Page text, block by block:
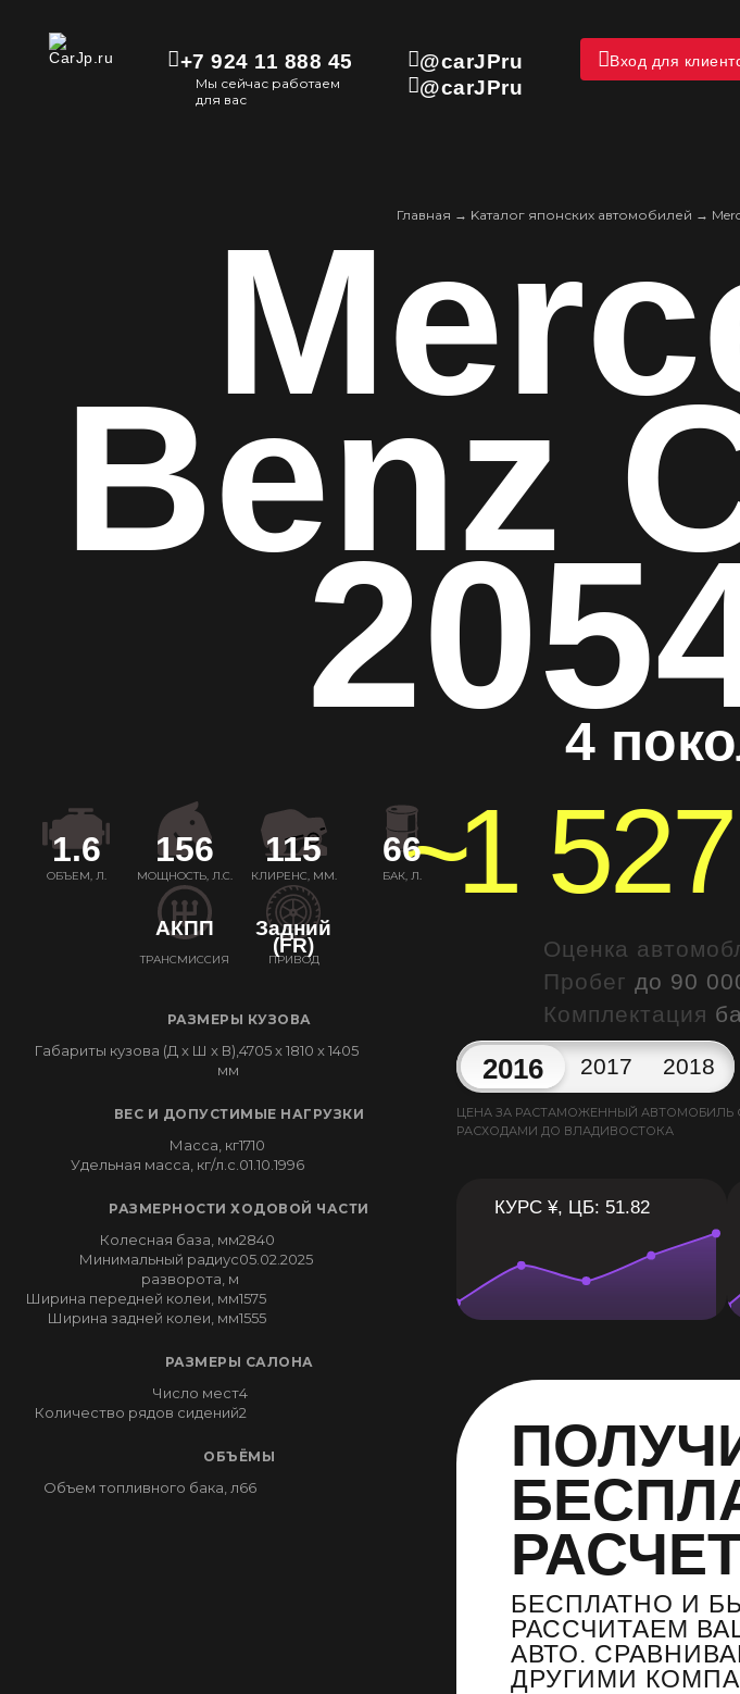
+7 924 11 888 45
Мы сейчас работаем
для вас
@carJPru
@carJPru
Вход для
Главная → Kаталог японских автомобилей →
Benz
4
ОБЪЕМ, Л.
1.6
МОЩНОСТЬ, Л.С.
156
КЛИРЕНС, ММ.
115
БАК, Л.
66
ТРАНСМИССИЯ
АКПП
ПРИВОД
Задний
(FR)
РАЗМЕРЫ КУЗОВА
Габариты кузова (Д x Ш x В),
мм
4705 x 1810 x 1405
ВЕС И ДОПУСТИМЫЕ НАГРУЗКИ
Масса, кг1710
Удельная масса, кг/л.с. 01.10.1996
РАЗМЕРНОСТИ ХОДОВОЙ ЧАСТИ
Колесная база, мм2840
Минимальный радиус
разворота, м
05.02.2025
Ширина передней колеи, мм1575
Ширина задней колеи, мм1555
РАЗМЕРЫ САЛОНА
Число мест4
Количество рядов сидений2
ОБЪЁМЫ
Объем топливного бака, л66
~1
Оценка
Пробег до 90
Комплектация
2016 2017 2018
ЦЕНА ЗА РАСТАМОЖЕННЫЙ АВТОМОБИЛЬ
РАСХОДАМИ ДО ВЛАДИВОСТОКА
КУРС ¥, ЦБ: 51.82
БЕСПЛАТНО И
РАССЧИТАЕМ
АВТО.
ДРУГИМИ